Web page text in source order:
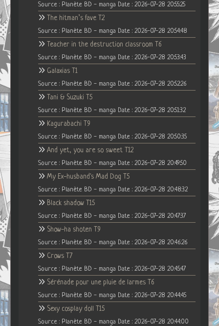
Source : Planète BD - manga Date : 2026-07-28 20:55:25
The hitman’s fave T2
Source : Planète BD - manga Date : 2026-07-28 20:54:48
Teacher in the destruction classroom T6
Source : Planète BD - manga Date : 2026-07-28 20:53:43
Galaxias T1
Source : Planète BD - manga Date : 2026-07-28 20:52:26
Tani & Suzuki T5
Source : Planète BD - manga Date : 2026-07-28 20:51:32
Kagurabachi T9
Source : Planète BD - manga Date : 2026-07-28 20:50:35
And yet, you are so sweet T12
Source : Planète BD - manga Date : 2026-07-28 20:49:50
My Ex-husband's Mad Dog T5
Source : Planète BD - manga Date : 2026-07-28 20:48:32
Black shadow T15
Source : Planète BD - manga Date : 2026-07-28 20:47:37
Show-ha shoten T9
Source : Planète BD - manga Date : 2026-07-28 20:46:26
Crows T7
Source : Planète BD - manga Date : 2026-07-28 20:45:47
Sérénade pour une pluie de larmes T6
Source : Planète BD - manga Date : 2026-07-28 20:44:45
Sexy cosplay doll T15
Source : Planète BD - manga Date : 2026-07-28 20:44:00